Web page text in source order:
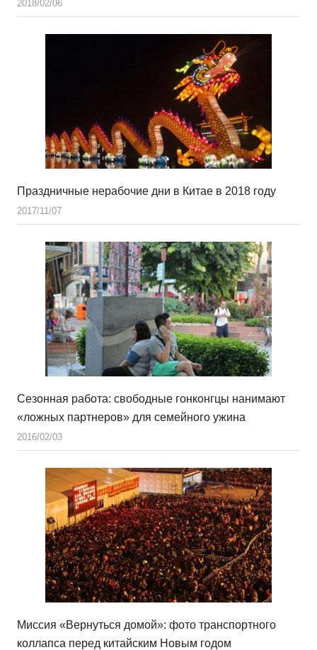
2018/02/06
Праздничные нерабочие дни в Китае в 2018 году
2017/11/07
Сезонная работа: свободные гонконгцы нанимают
«ложных партнеров» для семейного ужина
2016/02/03
Миссия «Вернуться домой»: фото транспортного
коллапса перед китайским Новым годом